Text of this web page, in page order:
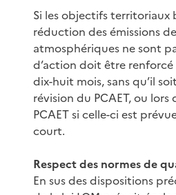
Si les objectifs territoriaux
réduction des émissions
atmosphériques ne sont
d’action doit être
dix-huit mois, sans qu’il
révision du PCAET, ou lors
PCAET si celle-ci est
court.
Respect des normes de
En sus des dispositions